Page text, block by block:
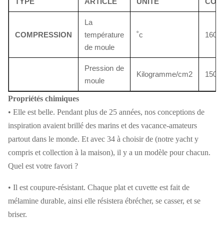
COMPRESSION
La
température
de moule
˚c 160 -
Pression de
moule
Kilogramme/cm2 150 -
Propriétés chimiques
• Elle est belle. Pendant plus de 25 années, nos conceptions de
inspiration avaient brillé des marins et des vacance-amateurs
partout dans le monde. Et avec 34 à choisir de (notre yacht y
compris et collection à la maison), il y a un modèle pour chacun.
Quel est votre favori ?
• Il est coupure-résistant. Chaque plat et cuvette est fait de
mélamine durable, ainsi elle résistera ébrécher, se casser, et se
briser.